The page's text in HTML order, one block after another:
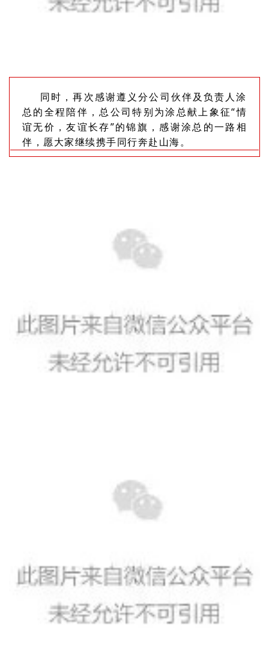
同时，再次感谢遵义分公司伙伴及负责人涂
总的全程陪伴，总公司特别为涂总献上象征“情
谊无价，友谊长存”的锦旗，感谢涂总的一路相
伴，愿大家继续携手同行奔赴山海。